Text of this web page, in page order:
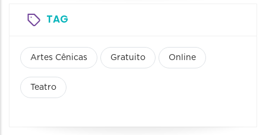
TAG
Artes Cênicas Gratuito Online
Teatro